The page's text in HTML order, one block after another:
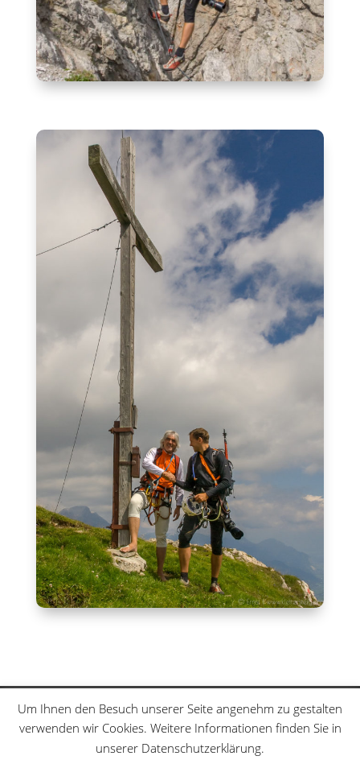
Klettersteige
Schwierigkeitsgrade
Datenschutzerklärung
Sitemap
Um Ihnen den Besuch unserer Seite angenehm zu gestalten
verwenden wir Cookies. Weitere Informationen finden Sie in
unserer Datenschutzerklärung.